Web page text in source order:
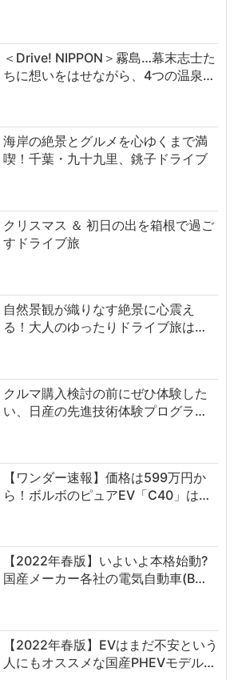
＜Drive! NIPPON＞霧島…幕末志士た
ちに想いをはせながら、4つの温泉…
海岸の絶景とグルメを心ゆくまで満
喫！千葉・九十九里、銚子ドライブ
クリスマス ＆ 初日の出を箱根で過ご
すドライブ旅
自然景観が織りなす絶景に心震え
る！大人のゆったりドライブ旅は…
クルマ購入検討の前にぜひ体験した
い、日産の先進技術体験プログラ…
【ワンダー速報】価格は599万円か
ら！ボルボのピュアEV「C40」は…
【2022年春版】いよいよ本格始動?
国産メーカー各社の電気自動車(B…
【2022年春版】EVはまだ不安という
人にもオススメな国産PHEVモデル…